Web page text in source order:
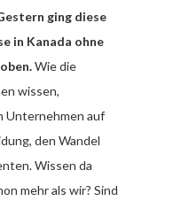
ging diese
in Kanada ohne
Wie die
wissen,
Unternehmen auf
den Wandel
Wissen da
mehr als wir? Sind